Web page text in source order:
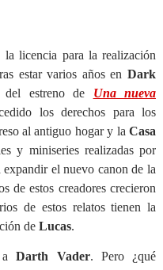
la licencia para la realización
estar varios años enDark
estreno de Una nueva
los derechos para los
al antiguo hogar y laCasa
y miniseries realizadas por
expandir el nuevo canon de la
de estos creadores crecieron
de estos relatos tienen la
de Lucas.
aDarth Vader. Pero ¿qué